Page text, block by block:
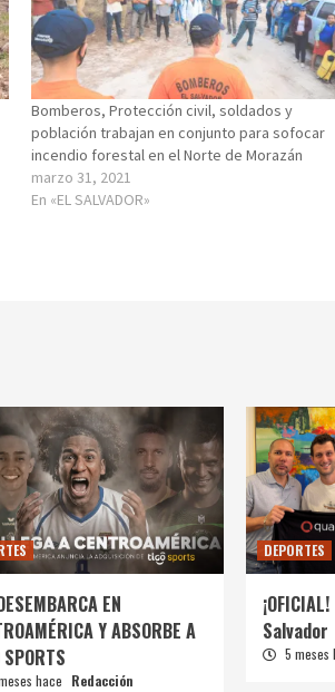
Bomberos, Protección civil, soldados y
población trabajan en conjunto para sofocar
incendio forestal en el Norte de Morazán
marzo 31, 2021
En «EL SALVADOR»
EN
Y ABSORBE A
hace Redacción
DEPORTES
Salvador
5